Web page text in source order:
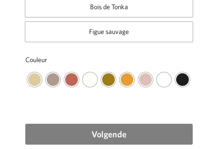
Bois de Tonka
Figue sauvage
Couleur
Volgende